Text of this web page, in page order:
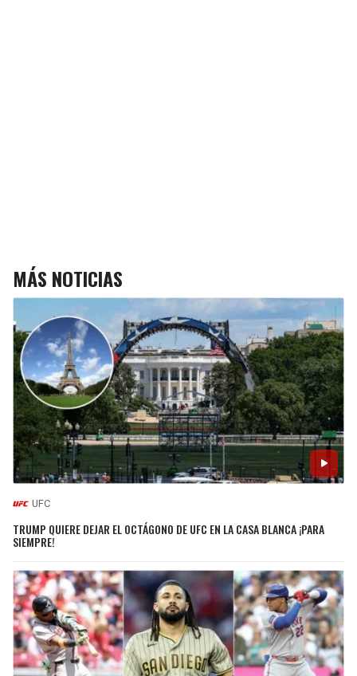
MÁS NOTICIAS
UFC
TRUMP QUIERE DEJAR EL OCTÁGONO DE UFC EN LA CASA BLANCA ¡PARA
SIEMPRE!